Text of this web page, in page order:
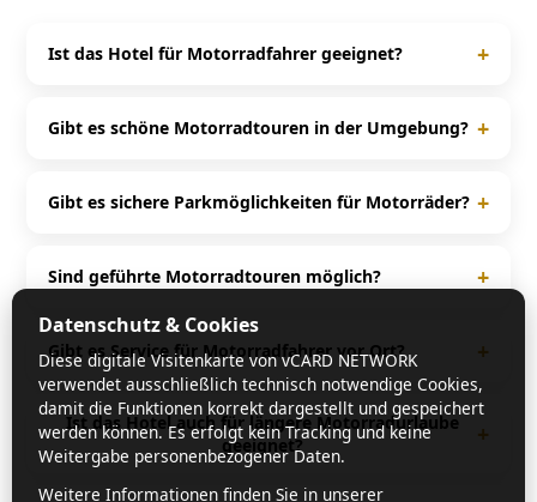
Ist das Hotel für Motorradfahrer geeignet? +
ausgerichtet und bietet passende Services für Biker.
Gibt es schöne Motorradtouren in der Umgebung? +
kurvenreiche Strecken und beliebte Motorradtouren.
Gibt es sichere Parkmöglichkeiten für Motorräder? +
Stellplätze oder spezielle Motorradparkplätze für
Sind geführte Motorradtouren möglich? +
In vielen Fällen ja. Häufig werden geführte Touren
angeboten oder detaillierte Tourenvorschläge direkt
vom Gastgeber bereitgestellt.
Gibt es Service für Motorradfahrer vor Ort? +
Ja, viele Häuser bieten Extras wie Werkzeug,
Waschmöglichkeiten, Tourenkarten oder sogar einen
Rückholservice im Pannenfall.
Ist das Hotel auch für längere Motorradurlaube
geeignet?
+
Ja, durch die Lage in Ostsee und die vielen
Datenschutz & Cookies
Diese digitale Visitenkarte von vCARD NETWORK
verwendet ausschließlich technisch notwendige Cookies,
damit die Funktionen korrekt dargestellt und gespeichert
werden können. Es erfolgt kein Tracking und keine
Weitergabe personenbezogener Daten.
Weitere Informationen finden Sie in unserer